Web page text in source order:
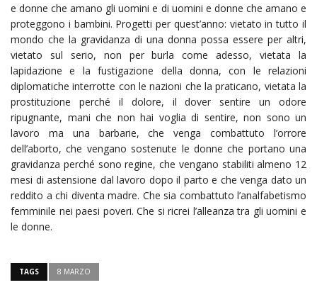
e donne che amano gli uomini e di uomini e donne che amano e
proteggono i bambini. Progetti per quest’anno: vietato in tutto il
mondo che la gravidanza di una donna possa essere per altri,
vietato sul serio, non per burla come adesso, vietata la
lapidazione e la fustigazione della donna, con le relazioni
diplomatiche interrotte con le nazioni che la praticano, vietata la
prostituzione perché il dolore, il dover sentire un odore
ripugnante, mani che non hai voglia di sentire, non sono un
lavoro ma una barbarie, che venga combattuto l’orrore
dell’aborto, che vengano sostenute le donne che portano una
gravidanza perché sono regine, che vengano stabiliti almeno 12
mesi di astensione dal lavoro dopo il parto e che venga dato un
reddito a chi diventa madre. Che sia combattuto l’analfabetismo
femminile nei paesi poveri. Che si ricrei l’alleanza tra gli uomini e
le donne.
TAGS 8 MARZO